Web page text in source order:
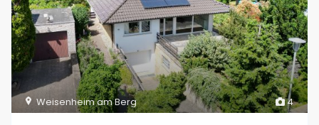
4
Weisenheim am Berg